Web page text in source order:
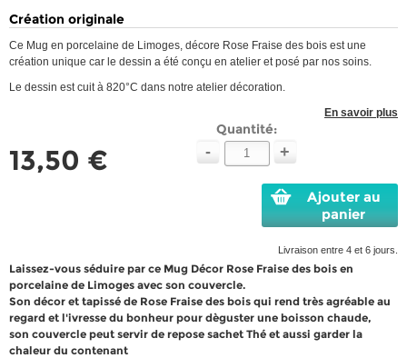
Création originale
Ce Mug en porcelaine de Limoges, décore Rose Fraise des bois est une
création unique car le dessin a été conçu en atelier et posé par nos soins.
Le dessin est cuit à 820°C dans notre atelier décoration.
En savoir plus
13,50 €
Quantité:
- +
Ajouter au
panier
Livraison entre 4 et 6 jours.
Laissez-vous séduire par ce Mug Décor Rose Fraise des bois en
porcelaine de Limoges avec son couvercle.
Son décor et tapissé de Rose Fraise des bois qui rend très agréable au
regard et l'ivresse du bonheur pour dèguster une boisson chaude,
son couvercle peut servir de repose sachet Thé et aussi garder la
chaleur du contenant